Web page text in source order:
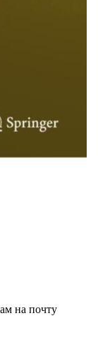
на почту